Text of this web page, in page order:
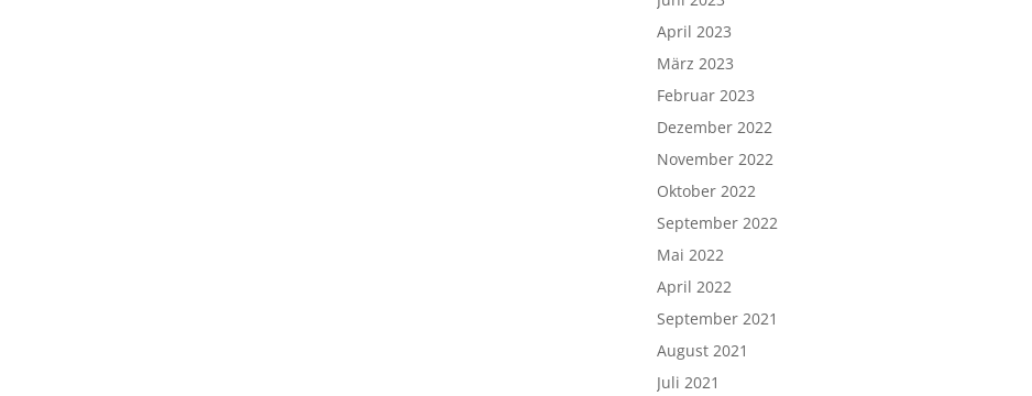
April 2023
März 2023
Februar 2023
Dezember 2022
November 2022
Oktober 2022
September 2022
Mai 2022
April 2022
September 2021
August 2021
Juli 2021